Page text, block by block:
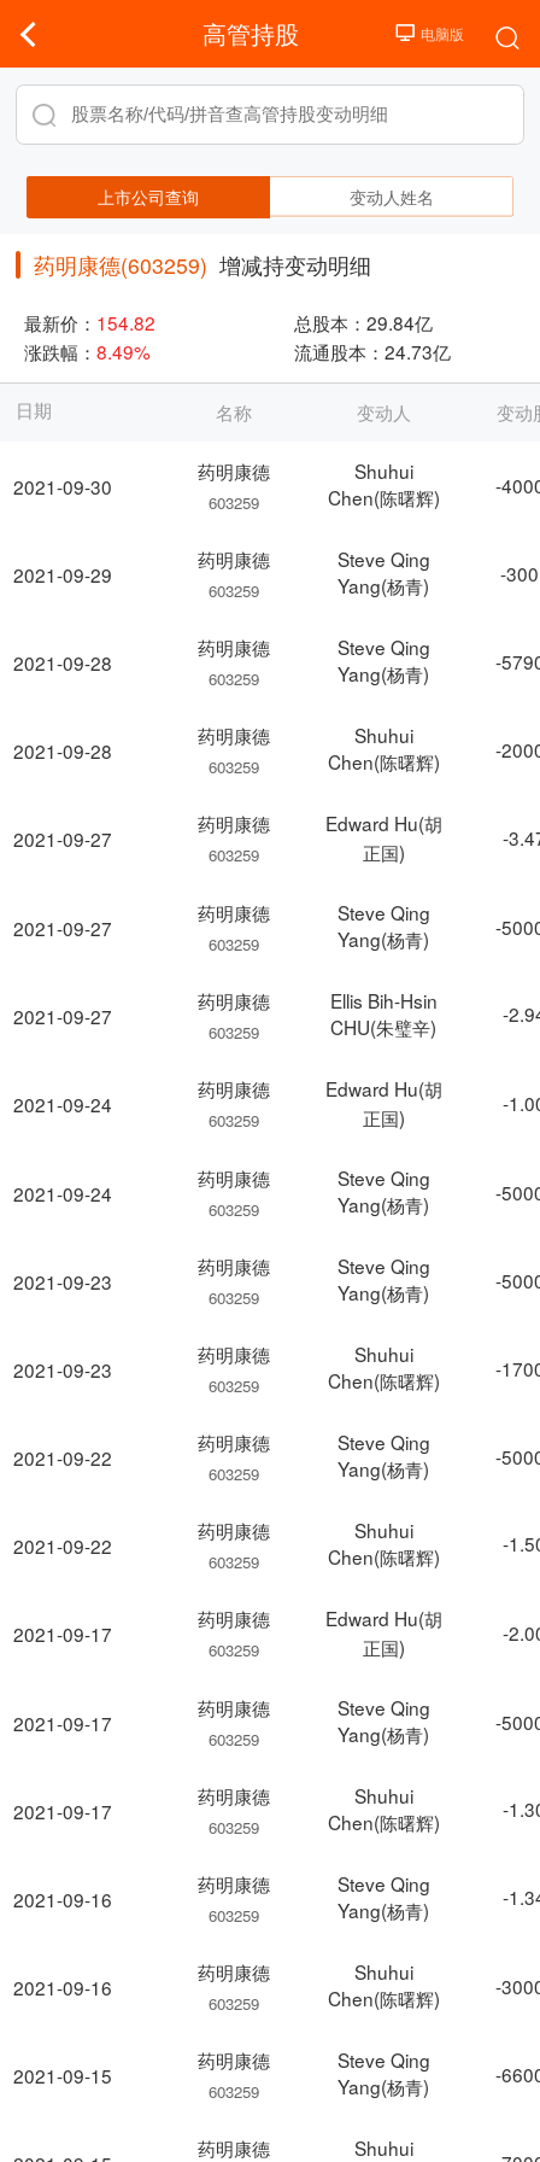
高管持股
上市公司查询 变动人姓名
药明康德(603259) 增减持变动明细
最新价： 154.82 总股本： 29.84亿
涨跌幅： 8.49% 流通股本： 24.73亿
日期
2021-09-30
2021-09-29
2021-09-28
2021-09-28
2021-09-27
2021-09-27
2021-09-27
2021-09-24
2021-09-24
2021-09-23
2021-09-23
2021-09-22
2021-09-22
2021-09-17
2021-09-17
2021-09-17
2021-09-16
2021-09-16
2021-09-15
名称 变动人 变动
药明康德
603259
Shuhui
Chen(陈曙辉)
-
药明康德
603259
Steve Qing
Yang(杨青)
-
药明康德
603259
Steve Qing
Yang(杨青)
-
药明康德
603259
Shuhui
Chen(陈曙辉)
-
药明康德
603259
Edward Hu(胡
正国)
-
药明康德
603259
Steve Qing
Yang(杨青)
-
药明康德
603259
Ellis Bih-Hsin
CHU(朱璧辛)
-
药明康德
603259
Edward Hu(胡
正国)
-
药明康德
603259
Steve Qing
Yang(杨青)
-
药明康德
603259
Steve Qing
Yang(杨青)
-
药明康德
603259
Shuhui
Chen(陈曙辉)
-
药明康德
603259
Steve Qing
Yang(杨青)
-
药明康德
603259
Shuhui
Chen(陈曙辉)
-
药明康德
603259
Edward Hu(胡
正国)
-
药明康德
603259
Steve Qing
Yang(杨青)
-
药明康德
603259
Shuhui
Chen(陈曙辉)
-
药明康德
603259
Steve Qing
Yang(杨青)
-
药明康德
603259
Shuhui
Chen(陈曙辉)
-
药明康德
603259
Steve Qing
Yang(杨青)
-
药明康德
Shuhui